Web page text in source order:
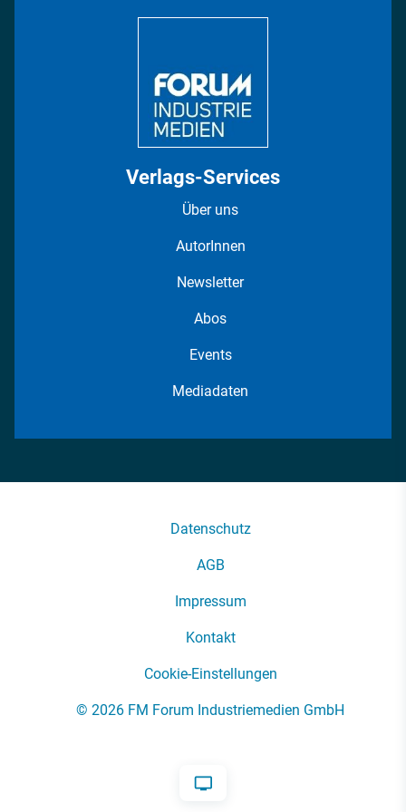
Verlags-Services
Über uns
AutorInnen
Newsletter
Abos
Events
Mediadaten
Datenschutz
AGB
Impressum
Kontakt
Cookie-Einstellungen
© 2026 FM Forum Industriemedien GmbH